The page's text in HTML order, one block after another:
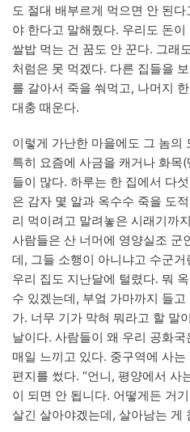
도 절대 배부르게 먹으면 안 된
야 한다고 말해줬다. 우리도 돈
쌀밥 먹는 건 꿈도 안 꾼다. 그래
처럼은 못 먹겠다. 다른 집들을
를 갈아서 죽을 쒀먹고, 나머지
대충 때운다.
이렇게 가난한 마을에도 그 놈의
특히 요즘에 사금을 캐거나 화목
들이 많다. 하루는 한 집에서 다
은 감자 몇 알과 옥수수 죽을 도
리 먹이려고 말려놓은 시래기까
사람들은 산 너머에 영양실조 군
데, 그들 소행이 아니냐고 수군
우리 집도 지난달에 털렸다. 뭐
수 있겠는데, 부엌 가마까지 들
가. 너무 기가 막혀 뭐라고 할 말
날이다. 사람들이 왜 우리 공화국
매일 느끼고 있다. 중구역에 사
편지를 썼다. “언니, 평양에서 사
이 되면 안 됩니다. 어떻게든 거
살긴 살아야겠는데, 살아남는 게